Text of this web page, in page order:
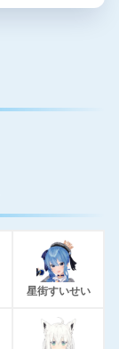
星街すいせい